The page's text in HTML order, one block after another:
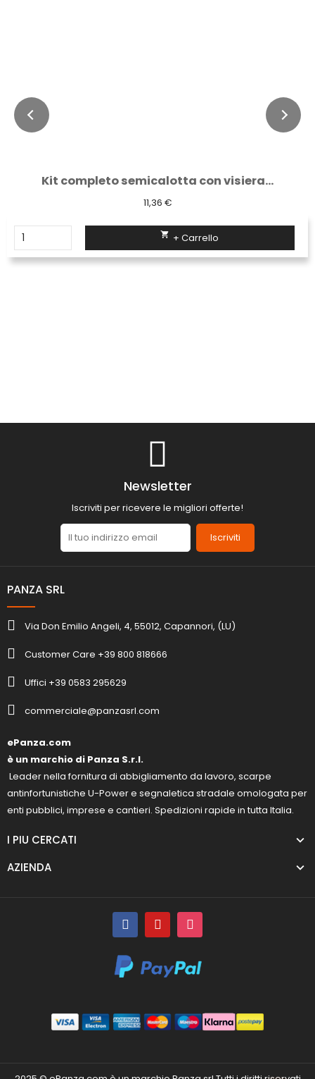
Kit completo semicalotta con visiera...
11,36 €
 + Carrello
Newsletter
Iscriviti per ricevere le migliori offerte!
Iscriviti
PANZA SRL
Via Don Emilio Angeli, 4, 55012, Capannori, (LU)
Customer Care +39 800 818666
Uffici +39 0583 295629
commerciale@panzasrl.com
ePanza.com
è un marchio di Panza S.r.l.
Leader nella fornitura di abbigliamento da lavoro, scarpe
antinfortunistiche U-Power e segnaletica stradale omologata per
enti pubblici, imprese e cantieri. Spedizioni rapide in tutta Italia.
I PIU CERCATI
AZIENDA